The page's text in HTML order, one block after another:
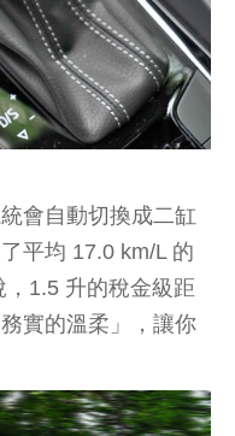
會自動切換成二缸
平均 17.0 km/L 的
1.5 升的稅金級距
實的溫柔」，讓你